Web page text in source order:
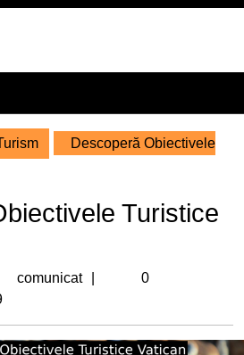
Descoperă Obiectivele
Turistice
comunicat comunicat
0